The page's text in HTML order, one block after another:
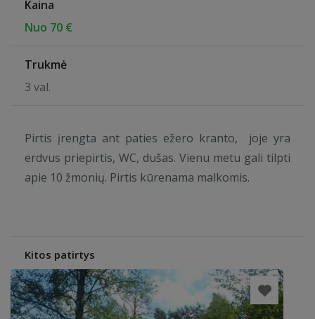
Kaina
Nuo 70 €
Trukmė
3 val.
Pirtis įrengta ant paties ežero kranto, joje yra
erdvus priepirtis, WC, dušas. Vienu metu gali tilpti
apie 10 žmonių. Pirtis kūrenama malkomis.
Kitos patirtys